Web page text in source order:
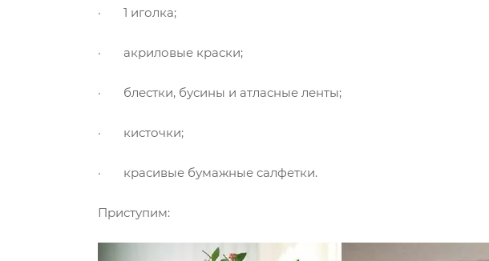
· 1 иголка;
· акриловые краски;
· блестки, бусины и атласные ленты;
· кисточки;
· красивые бумажные салфетки.
Приступим: